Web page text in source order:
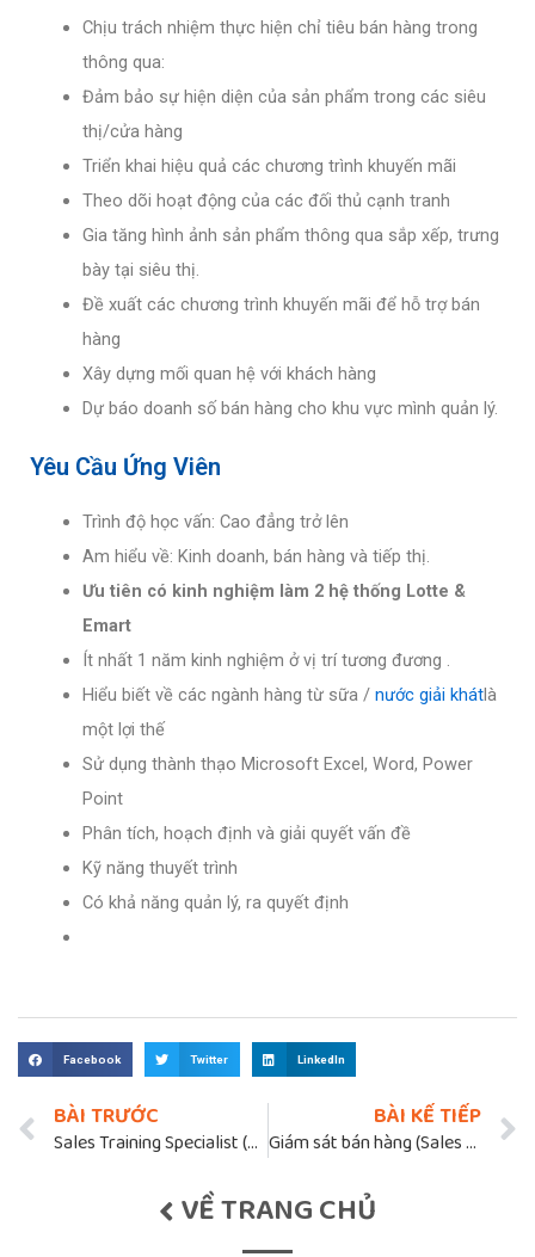
Chịu trách nhiệm thực hiện chỉ tiêu bán hàng trong
thông qua:
Đảm bảo sự hiện diện của sản phẩm trong các siêu
thị/cửa hàng
Triển khai hiệu quả các chương trình khuyến mãi
Theo dõi hoạt động của các đối thủ cạnh tranh
Gia tăng hình ảnh sản phẩm thông qua sắp xếp, trưng
bày tại siêu thị.
Đề xuất các chương trình khuyến mãi để hỗ trợ bán
hàng
Xây dựng mối quan hệ với khách hàng
Dự báo doanh số bán hàng cho khu vực mình quản lý.
Yêu Cầu Ứng Viên
Trình độ học vấn: Cao đẳng trở lên
Am hiểu về: Kinh doanh, bán hàng và tiếp thị.
Ưu tiên có kinh nghiệm làm 2 hệ thống Lotte &
Emart
Ít nhất 1 năm kinh nghiệm ở vị trí tương đương .
Hiểu biết về các ngành hàng từ sữa / nước giải khátlà
một lợi thế
Sử dụng thành thạo Microsoft Excel, Word, Power
Point
Phân tích, hoạch định và giải quyết vấn đề
Kỹ năng thuyết trình
Có khả năng quản lý, ra quyết định
Facebook Twitter LinkedIn
BÀI TRƯỚC
Sales Training Specialist (Chuyên Viên Đào Tạo Sales)
BÀI KẾ TIẾP
Giám sát bán hàng (Sales Supervisor)
VỀ TRANG CHỦ